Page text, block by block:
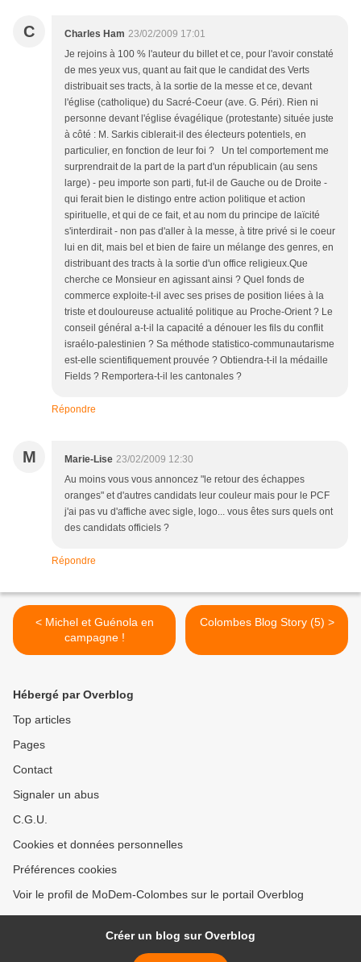
C Charles Ham 23/02/2009 17:01
Je rejoins à 100 % l'auteur du billet et ce, pour l'avoir constaté
de mes yeux vus, quant au fait que le candidat des Verts
distribuait ses tracts, à la sortie de la messe et ce, devant
l'église (catholique) du Sacré-Coeur (ave. G. Péri). Rien ni
personne devant l'église évagélique (protestante) située juste
à côté : M. Sarkis ciblerait-il des électeurs potentiels, en
particulier, en fonction de leur foi ? Un tel comportement me
surprendrait de la part de la part d'un républicain (au sens
large) - peu importe son parti, fut-il de Gauche ou de Droite -
qui ferait bien le distingo entre action politique et action
spirituelle, et qui de ce fait, et au nom du principe de laïcité
s'interdirait - non pas d'aller à la messe, à titre privé si le coeur
lui en dit, mais bel et bien de faire un mélange des genres, en
distribuant des tracts à la sortie d'un office religieux.Que
cherche ce Monsieur en agissant ainsi ? Quel fonds de
commerce exploite-t-il avec ses prises de position liées à la
triste et douloureuse actualité politique au Proche-Orient ? Le
conseil général a-t-il la capacité a dénouer les fils du conflit
israélo-palestinien ? Sa méthode statistico-communautarisme
est-elle scientifiquement prouvée ? Obtiendra-t-il la médaille
Fields ? Remportera-t-il les cantonales ?
Répondre
M Marie-Lise 23/02/2009 12:30
Au moins vous vous annoncez "le retour des échappes
oranges" et d'autres candidats leur couleur mais pour le PCF
j'ai pas vu d'affiche avec sigle, logo... vous êtes surs quels ont
des candidats officiels ?
Répondre
< Michel et Guénola en
campagne !
Colombes Blog Story (5) >
Hébergé par Overblog
Top articles
Pages
Contact
Signaler un abus
C.G.U.
Cookies et données personnelles
Préférences cookies
Voir le profil de MoDem-Colombes sur le portail Overblog
Créer un blog sur Overblog